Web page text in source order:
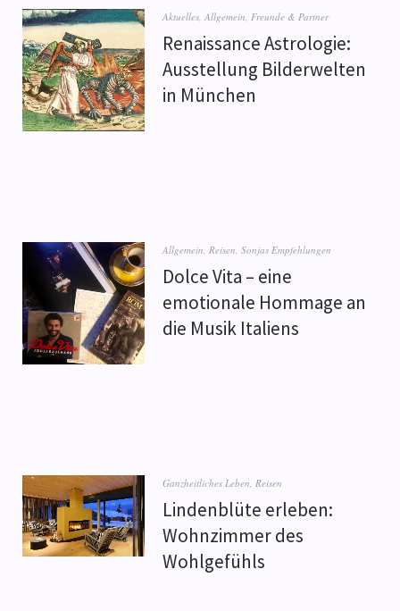
Aktuelles ,Allgemein Freunde & Partner
Renaissance Astrologie:
Ausstellung Bilderwelten
in München
Allgemein Reisen ,Sonjas Empfehlungen
Dolce Vita – eine
emotionale Hommage an
die Musik Italiens
Ganzheitliches Leben Reisen
Lindenblüte erleben:
Wohnzimmer des
Wohlgefühls